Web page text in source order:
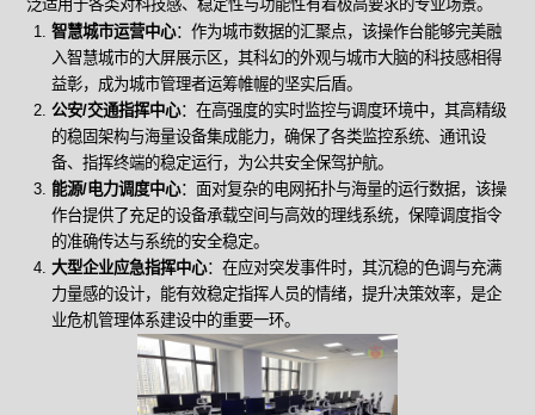
泛适用于各类对科技感、稳定性与功能性有着极高要求的专业场景。
智慧城市运营中心：作为城市数据的汇聚点，该操作台能够完美融
入智慧城市的大屏展示区，其科幻的外观与城市大脑的科技感相得
益彰，成为城市管理者运筹帷幄的坚实后盾。
公安/交通指挥中心：在高强度的实时监控与调度环境中，其高精级
的稳固架构与海量设备集成能力，确保了各类监控系统、通讯设
备、指挥终端的稳定运行，为公共安全保驾护航。
能源/电力调度中心：面对复杂的电网拓扑与海量的运行数据，该操
作台提供了充足的设备承载空间与高效的理线系统，保障调度指令
的准确传达与系统的安全稳定。
大型企业应急指挥中心：在应对突发事件时，其沉稳的色调与充满
力量感的设计，能有效稳定指挥人员的情绪，提升决策效率，是企
业危机管理体系建设中的重要一环。